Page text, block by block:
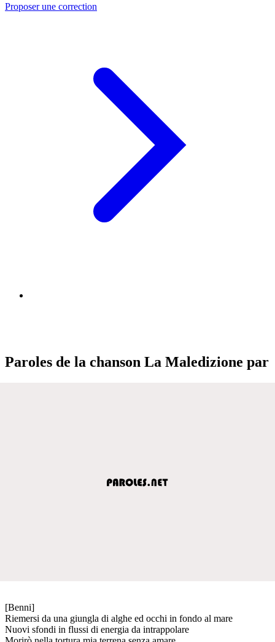
Proposer une correction
Paroles de la chanson La Maledizione par
[Benni]
Riemersi da una giungla di alghe ed occhi in fondo al mare
Nuovi sfondi in flussi di energia da intrappolare